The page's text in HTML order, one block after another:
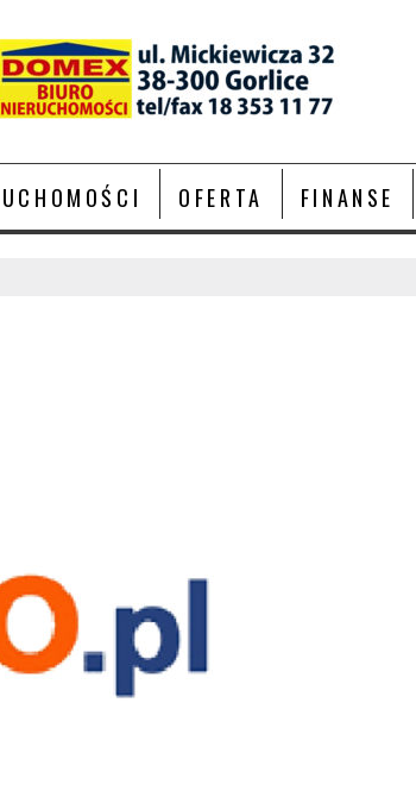
OFERTA FINANSE